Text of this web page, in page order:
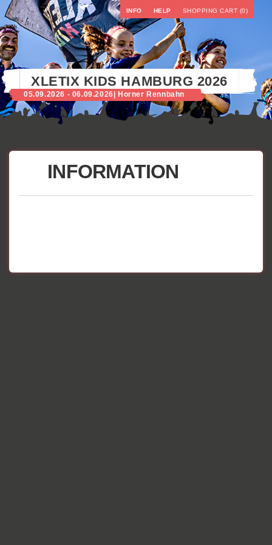
XLETIX KIDS HAMBURG 2026
05.09.2026 - 06.09.2026 | Horner Rennbahn
INFO HELP SHOPPING CART (0)
INFORMATION